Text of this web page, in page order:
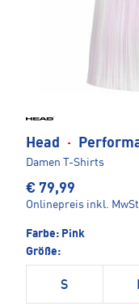
Head ·
Damen T-Shirts
€ 79,99
Onlinepreis inkl.
Farbe: Pink
Größe:
S